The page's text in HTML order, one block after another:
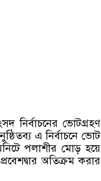
নির্বাচনের ভোটগ্রহণ
এ নির্বাচনে ভোট
পলাশীর মোড় হয়ে
অতিক্রম করার